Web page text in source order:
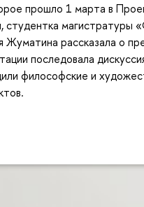
прошло 1 марта в
студентка магистратуры
рассказала о
последовала
философские и